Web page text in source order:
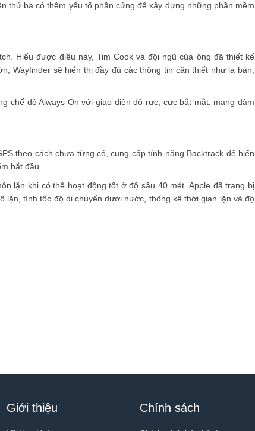
thứ ba có thêm yếu tố phần cứng để xây dựng những phần mềm
Hiểu được điều này, Tim Cook và đội ngũ của ông đã thiết kế
Wayfinder sẽ hiển thị đầy đủ các thông tin cần thiết như la bàn,
chế độ Always On với giao diện đỏ rực, cực bắt mắt, mang đậm
theo cách chưa từng có, cung cấp tính năng Backtrack để hiển
bắt đầu.
lặn khi có thể hoạt động tốt ở độ sâu 40 mét. Apple đã trang bị
lặn, tính tốc độ di chuyển dưới nước, thống kê thời gian lặn và độ
Giới thiệu Chính sách